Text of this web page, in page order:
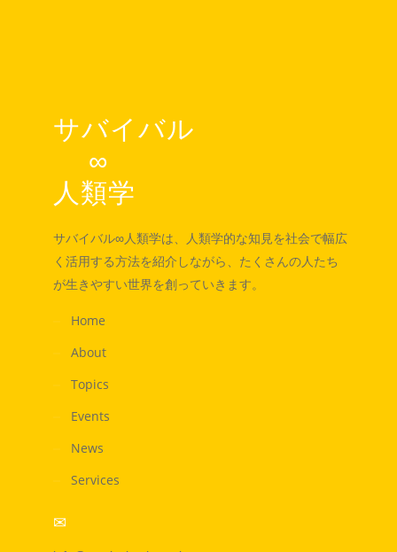
サバイバル
∞
人類学
サバイバル∞人類学は、人類学的な知見を社会で幅広
く活用する方法を紹介しながら、たくさんの人たち
が生きやすい世界を創っていきます。
Home
About
Topics
Events
News
Services